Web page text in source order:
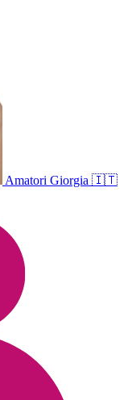
Amatori Giorgia 🇮🇹